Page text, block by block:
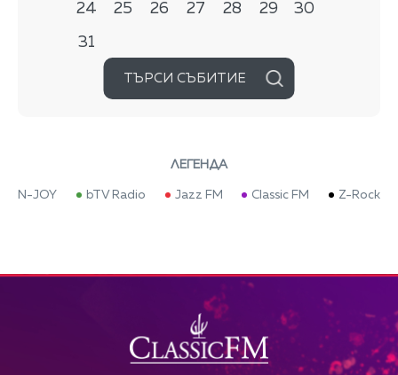
24 25 26 27 28 29 30
31
ТЪРСИ СЪБИТИЕ
ЛЕГЕНДА
N-JOY bTV Radio Jazz FM Classic FM Z-Rock